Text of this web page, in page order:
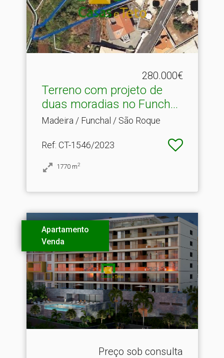
280.000€
Terreno com projeto de
duas moradias no Funch.​..
Madeira / Funchal / São Roque
Ref: CT-1546/2023
1770 m2
Apartamento
Venda
Preço sob consulta